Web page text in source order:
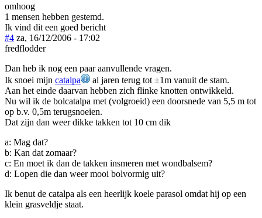
omhoog
1 mensen hebben gestemd.
Ik vind dit een goed bericht
#4 za, 16/12/2006 - 17:02
fredflodder
Dan heb ik nog een paar aanvullende vragen.
Ik snoei mijn catalpa
al jaren terug tot ±1m vanuit de stam.
Aan het einde daarvan hebben zich flinke knotten ontwikkeld.
Nu wil ik de bolcatalpa met (volgroeid) een doorsnede van 5,5 m tot
op b.v. 0,5m terugsnoeien.
Dat zijn dan weer dikke takken tot 10 cm dik
a: Mag dat?
b: Kan dat zomaar?
c: En moet ik dan de takken insmeren met wondbalsem?
d: Lopen die dan weer mooi bolvormig uit?
Ik benut de catalpa als een heerlijk koele parasol omdat hij op een
klein grasveldje staat.